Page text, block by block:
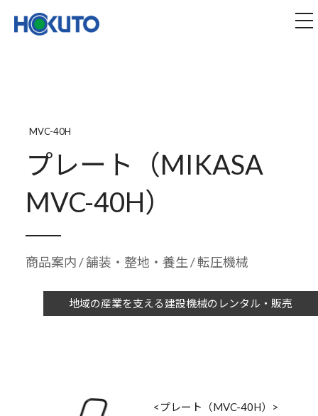
MVC-40H
プレート（MIKASA
MVC-40H）
商品案内/舗装・整地・養生/ 転圧機械
地域の産業を支える建設機械のレンタル・販売
<プレート（MVC-40H）>